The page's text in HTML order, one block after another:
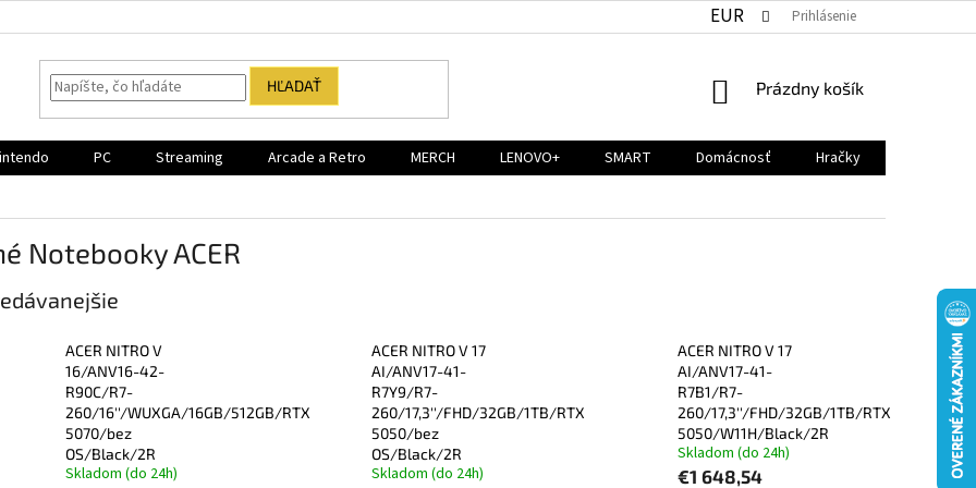
EUR Prihlásenie
HĽADAŤ
NÁKUPNÝ
Prázdny košík
PC Streaming Arcade a Retro MERCH LENOVO+ SMART Domácnosť
Hračky
Notebooky ACER
ACER NITRO V
16/ANV16-42-
R90C/R7-
260/16''/WUXGA/16GB/512GB/RTX
5070/bez
OS/Black/2R
Skladom (do 24h)
ACER NITRO V 17
AI/ANV17-41-
R7Y9/R7-
260/17,3''/FHD/32GB/1TB/RTX
5050/bez
OS/Black/2R
Skladom (do 24h)
ACER NITRO V 17
AI/ANV17-41-
R7B1/R7-
260/17,3''/FHD/32GB/1TB/RTX
5050/W11H/Black/2R
Skladom (do 24h)
€1 648,54